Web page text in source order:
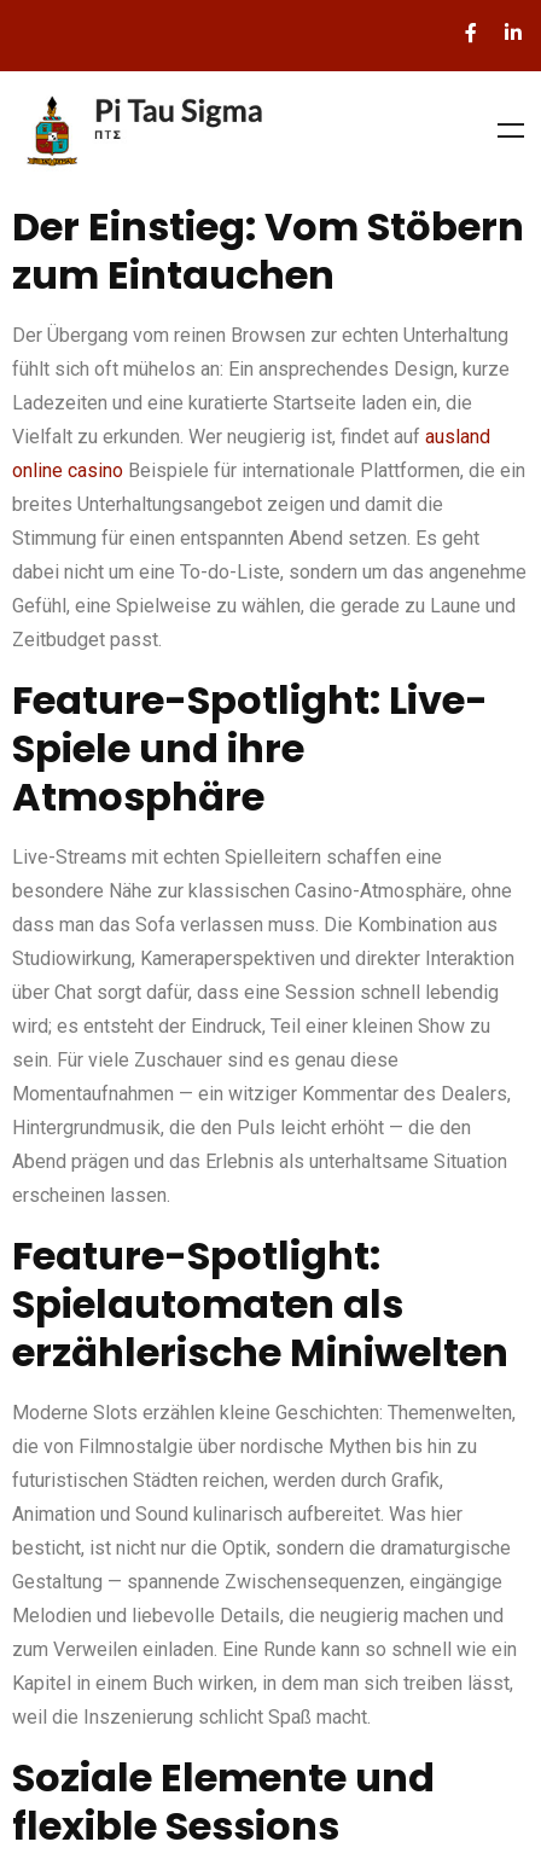
Der Einstieg: Vom Stöbern
zum Eintauchen
Der Übergang vom reinen Browsen zur echten Unterhaltung
fühlt sich oft mühelos an: Ein ansprechendes Design, kurze
Ladezeiten und eine kuratierte Startseite laden ein, die
Vielfalt zu erkunden. Wer neugierig ist, findet auf ausland
online casino Beispiele für internationale Plattformen, die ein
breites Unterhaltungsangebot zeigen und damit die
Stimmung für einen entspannten Abend setzen. Es geht
dabei nicht um eine To-do-Liste, sondern um das angenehme
Gefühl, eine Spielweise zu wählen, die gerade zu Laune und
Zeitbudget passt.
Feature-Spotlight: Live-
Spiele und ihre
Atmosphäre
Live-Streams mit echten Spielleitern schaffen eine
besondere Nähe zur klassischen Casino-Atmosphäre, ohne
dass man das Sofa verlassen muss. Die Kombination aus
Studiowirkung, Kameraperspektiven und direkter Interaktion
über Chat sorgt dafür, dass eine Session schnell lebendig
wird; es entsteht der Eindruck, Teil einer kleinen Show zu
sein. Für viele Zuschauer sind es genau diese
Momentaufnahmen — ein witziger Kommentar des Dealers,
Hintergrundmusik, die den Puls leicht erhöht — die den
Abend prägen und das Erlebnis als unterhaltsame Situation
erscheinen lassen.
Feature-Spotlight:
Spielautomaten als
erzählerische Miniwelten
Moderne Slots erzählen kleine Geschichten: Themenwelten,
die von Filmnostalgie über nordische Mythen bis hin zu
futuristischen Städten reichen, werden durch Grafik,
Animation und Sound kulinarisch aufbereitet. Was hier
besticht, ist nicht nur die Optik, sondern die dramaturgische
Gestaltung — spannende Zwischensequenzen, eingängige
Melodien und liebevolle Details, die neugierig machen und
zum Verweilen einladen. Eine Runde kann so schnell wie ein
Kapitel in einem Buch wirken, in dem man sich treiben lässt,
weil die Inszenierung schlicht Spaß macht.
Soziale Elemente und
flexible Sessions